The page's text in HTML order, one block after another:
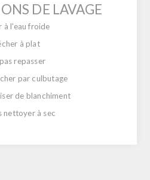
DE LAVAGE
à l'eau froide
à plat
repasser
par culbutage
de blanchiment
nettoyer à sec